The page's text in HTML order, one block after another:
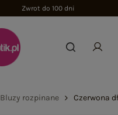
Zwrot do 100 dni
Bluzy rozpinane Czerwona